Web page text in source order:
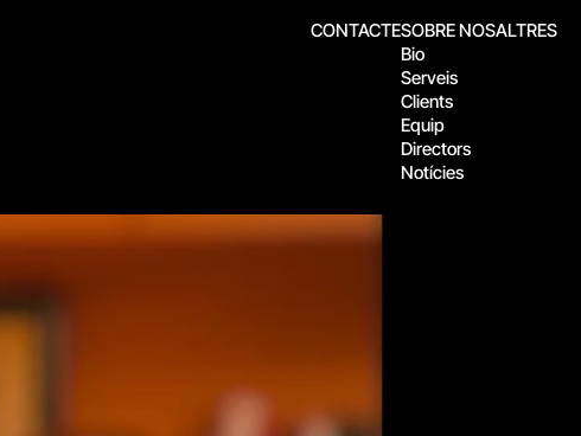
SOBRE NOSALTRES
Bio
Serveis
Clients
Equip
Directors
Notícies
CONTACTE